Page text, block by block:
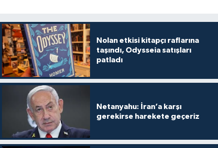
Nolan etkisi kitapçı raflarına
taşındı, Odysseia satışları
patladı
Netanyahu: İran’a karşı
gerekirse harekete geçeriz